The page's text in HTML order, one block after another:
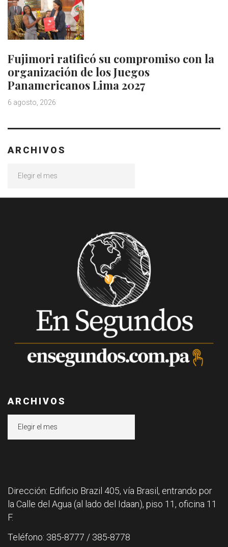
Fujimori ratificó su compromiso con la
organización de los Juegos
Panamericanos Lima 2027
6 agosto, 2026
ARCHIVOS
ARCHIVOS
Dirección: Edificio Brazil 405, vía Brasil, entrando por
la Calle del Agua (al lado del Idaan), piso 11, oficina 11
F.
Teléfono: 385-8777 / 385-8778